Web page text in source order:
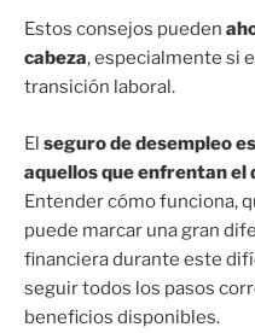
Estos consejos pueden
cabeza, especialmente si
transición laboral.
El seguro de desempleo
aquellos que enfrentan el
Entender cómo funciona,
puede marcar una gran
financiera durante este
seguir todos los pasos
beneficios disponibles.